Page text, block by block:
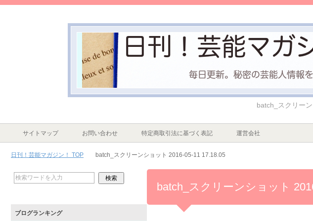
batch_スクリー
サイトマップ お問い合わせ 特定商取引法に基づく表記 運営会社
日刊！芸能マガジン！ TOP batch_スクリーンショット 2016-05-11 17.18.05
batch_スクリーンショット
ブログランキング